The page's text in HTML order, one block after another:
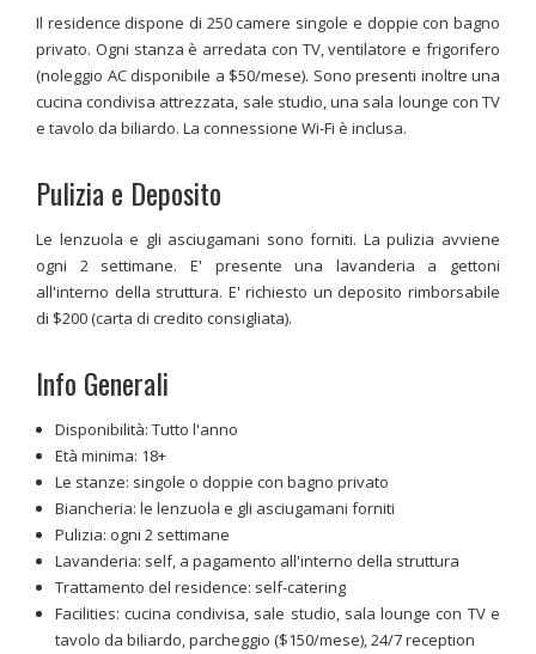
Il residence dispone di 250 camere singole e doppie con bagno
privato. Ogni stanza è arredata con TV, ventilatore e frigorifero
(noleggio AC disponibile a $50/mese). Sono presenti inoltre una
cucina condivisa attrezzata, sale studio, una sala lounge con TV
e tavolo da biliardo. La connessione Wi-Fi è inclusa.
Pulizia e Deposito
Le lenzuola e gli asciugamani sono forniti. La pulizia avviene
ogni 2 settimane. E' presente una lavanderia a gettoni
all'interno della struttura. E' richiesto un deposito rimborsabile
di $200 (carta di credito consigliata).
Info Generali
Disponibilità: Tutto l'anno
Età minima: 18+
Le stanze: singole o doppie con bagno privato
Biancheria: le lenzuola e gli asciugamani forniti
Pulizia: ogni 2 settimane
Lavanderia: self, a pagamento all'interno della struttura
Trattamento del residence: self-catering
Facilities: cucina condivisa, sale studio, sala lounge con TV e
tavolo da biliardo, parcheggio ($150/mese), 24/7 reception